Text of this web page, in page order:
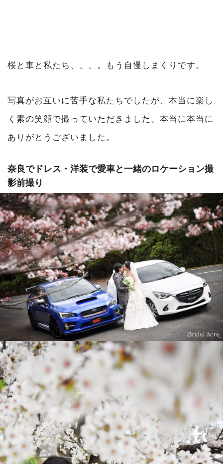
桜と車と私たち、、、。もう自慢しまくりです。
写真がお互いに苦手な私たちでしたが、本当に楽し
く素の笑顔で撮っていただきました。本当に本当に
ありがとうございました。
奈良でドレス・洋装で愛車と一緒のロケーション撮
影前撮り